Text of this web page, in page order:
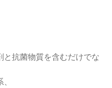
抗菌物質を含むだけでな